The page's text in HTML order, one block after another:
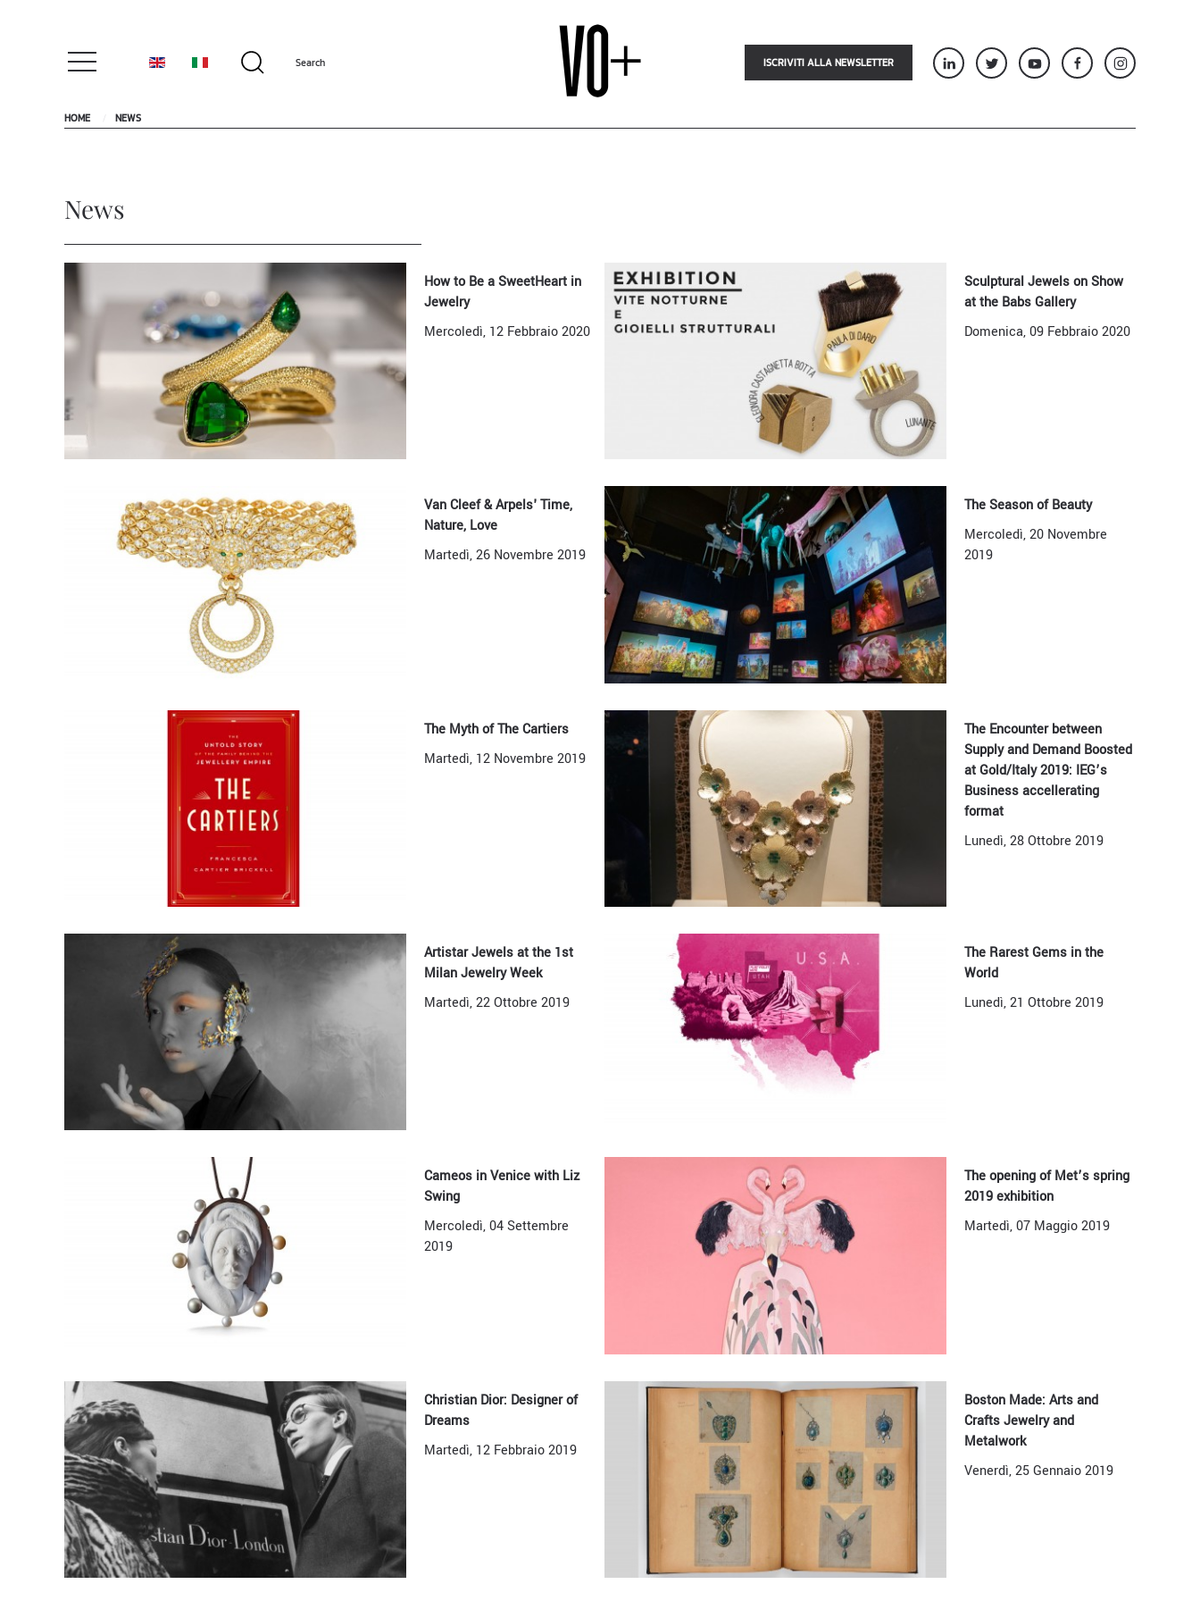
ISCRIVITI ALLA NEWSLETTER
HOME NEWS
News
How to Be a SweetHeart in
Jewelry
Mercoledì, 12 Febbraio 2020
Sculptural Jewels on Show
at the Babs Gallery
Domenica, 09 Febbraio 2020
Van Cleef & Arpels' Time,
Nature, Love
Martedì, 26 Novembre 2019
The Season of Beauty
Mercoledì, 20 Novembre
2019
The Myth of The Cartiers
Martedì, 12 Novembre 2019
The Encounter between
Supply and Demand Boosted
at Gold/Italy 2019: IEG’s
Business accellerating
format
Lunedì, 28 Ottobre 2019
Artistar Jewels at the 1st
Milan Jewelry Week
Martedì, 22 Ottobre 2019
The Rarest Gems in the
World
Lunedì, 21 Ottobre 2019
Cameos in Venice with Liz
Swing
Mercoledì, 04 Settembre
2019
The opening of Met’s spring
2019 exhibition
Martedì, 07 Maggio 2019
Christian Dior: Designer of
Dreams
Martedì, 12 Febbraio 2019
Boston Made: Arts and
Crafts Jewelry and
Metalwork
Venerdì, 25 Gennaio 2019